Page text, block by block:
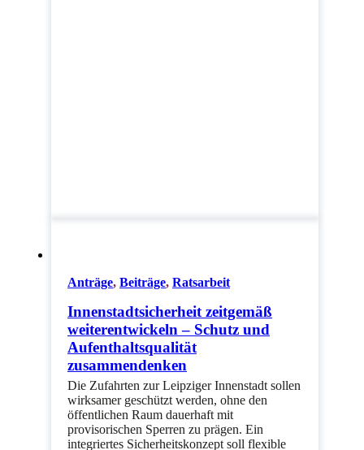
Anträge, Beiträge, Ratsarbeit
Innenstadtsicherheit zeitgemäß
weiterentwickeln – Schutz und
Aufenthaltsqualität
zusammendenken
Die Zufahrten zur Leipziger Innenstadt sollen
wirksamer geschützt werden, ohne den
öffentlichen Raum dauerhaft mit
provisorischen Sperren zu prägen. Ein
integriertes Sicherheitskonzept soll flexible